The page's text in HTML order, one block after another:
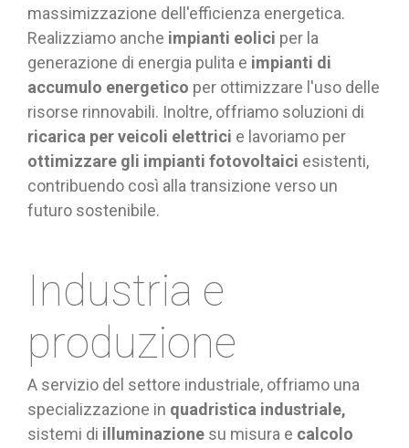
massimizzazione dell'efficienza energetica.
Realizziamo anche impianti eolici per la
generazione di energia pulita e impianti di
accumulo energetico per ottimizzare l'uso delle
risorse rinnovabili. Inoltre, offriamo soluzioni di
ricarica per veicoli elettrici e lavoriamo per
ottimizzare gli impianti fotovoltaici esistenti,
contribuendo così alla transizione verso un
futuro sostenibile.
Industria e
produzione
A servizio del settore industriale, offriamo una
specializzazione in quadristica industriale,
sistemi di illuminazione su misura e calcolo